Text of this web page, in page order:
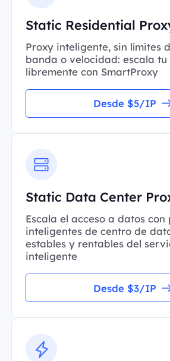
Static Residential
Proxy inteligente, sin límites
banda o velocidad: escala tu
libremente con SmartProxy
Desde $5/IP
Static Data Center
Escala el acceso a datos con
inteligentes de centro de
estables y rentables del
inteligente
Desde $3/IP